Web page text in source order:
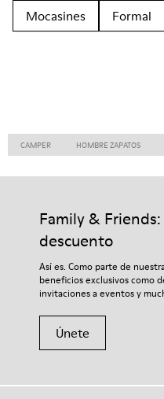
Mocasines
Formal
CAMPER HOMBRE ZAPATOS
Family &
descuento
Así es. Como parte de
beneficios exclusivos como
invitaciones a eventos y
Únete